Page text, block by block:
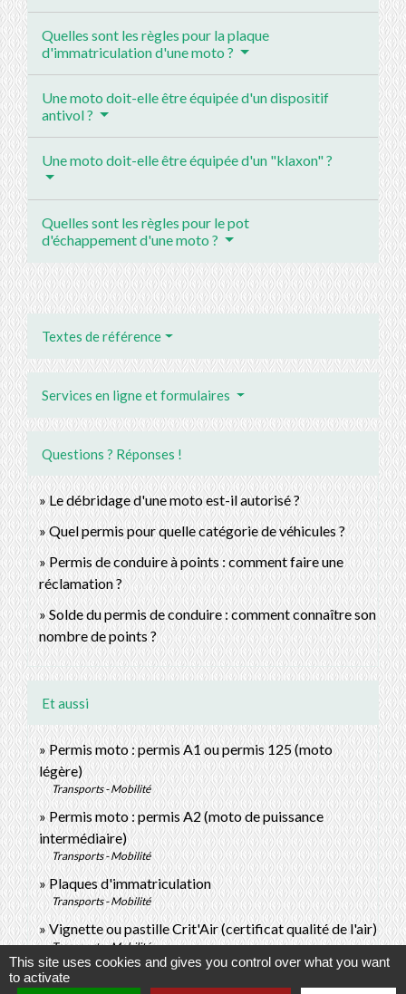
Quelles sont les règles pour la plaque
d'immatriculation d'une moto ?
Une moto doit-elle être équipée d'un dispositif
antivol ?
Une moto doit-elle être équipée d'un "klaxon" ?
Quelles sont les règles pour le pot
d'échappement d'une moto ?
Textes de référence
Services en ligne et formulaires
Questions ? Réponses !
Le débridage d'une moto est-il autorisé ?
Quel permis pour quelle catégorie de véhicules ?
Permis de conduire à points : comment faire une
réclamation ?
Solde du permis de conduire : comment connaître son
nombre de points ?
Et aussi
Permis moto : permis A1 ou permis 125 (moto
légère)
Transports - Mobilité
Permis moto : permis A2 (moto de puissance
intermédiaire)
Transports - Mobilité
Plaques d'immatriculation
Transports - Mobilité
Vignette ou pastille Crit'Air (certificat qualité de l'air)
Transports - Mobilité
This site uses cookies and gives you control over what you want
to activate